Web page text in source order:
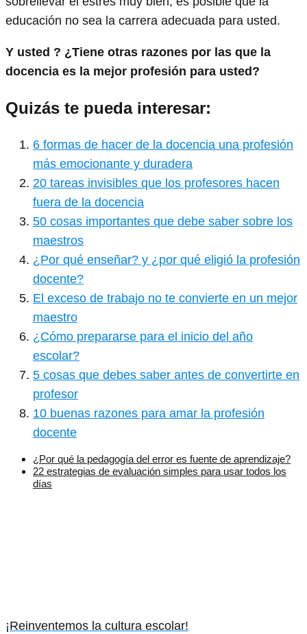
educación no sea la carrera adecuada para usted.
Y usted ? ¿Tiene otras razones por las que la
docencia es la mejor profesión para usted?
Quizás te pueda interesar:
6 formas de hacer de la docencia una profesión
más emocionante y duradera
20 tareas invisibles que los profesores hacen
fuera de la docencia
50 cosas importantes que debe saber sobre los
maestros
¿Por qué enseñar? y ¿por qué eligió la profesión
docente?
El exceso de trabajo no te convierte en un mejor
maestro
¿Cómo prepararse para el inicio del año
escolar?
5 cosas que debes saber antes de convertirte en
profesor
10 buenas razones para amar la profesión
docente
¿Por qué la pedagogía del error es fuente de aprendizaje?
22 estrategias de evaluación simples para usar todos los
días
¡Reinventemos la cultura escolar!